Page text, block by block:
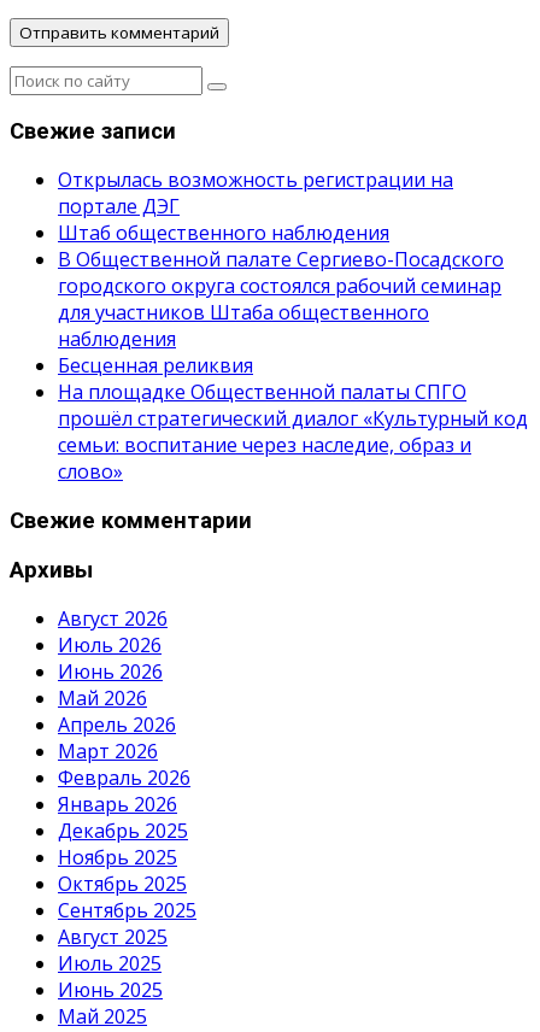
Свежие записи
Открылась возможность регистрации на
портале ДЭГ
Штаб общественного наблюдения
В Общественной палате Сергиево-Посадского
городского округа состоялся рабочий семинар
для участников Штаба общественного
наблюдения
Бесценная реликвия
На площадке Общественной палаты СПГО
прошёл стратегический диалог «Культурный код
семьи: воспитание через наследие, образ и
слово»
Свежие комментарии
Архивы
Август 2026
Июль 2026
Июнь 2026
Май 2026
Апрель 2026
Март 2026
Февраль 2026
Январь 2026
Декабрь 2025
Ноябрь 2025
Октябрь 2025
Сентябрь 2025
Август 2025
Июль 2025
Июнь 2025
Май 2025